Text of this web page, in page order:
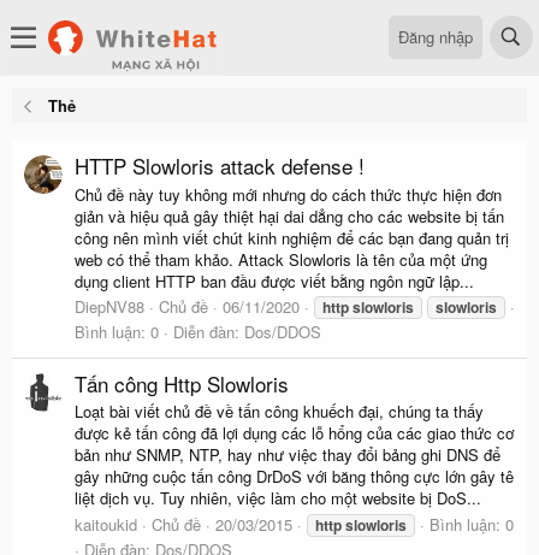
Đăng nhập
Thẻ
HTTP Slowloris attack defense !
Chủ đề này tuy không mới nhưng do cách thức thực hiện đơn
giản và hiệu quả gây thiệt hại dai dẳng cho các website bị tấn
công nên mình viết chút kinh nghiệm để các bạn đang quản trị
web có thể tham khảo. Attack Slowloris là tên của một ứng
dụng client HTTP ban đầu được viết bằng ngôn ngữ lập...
DiepNV88
Chủ đề 06/11/2020 httpslowloris slowloris
Bình luận: 0 Diễn đàn: Dos/DDOS
Tấn công Http Slowloris
Loạt bài viết chủ đề về tấn công khuếch đại, chúng ta thấy
được kẻ tấn công đã lợi dụng các lỗ hổng của các giao thức cơ
bản như SNMP, NTP, hay như việc thay đổi bảng ghi DNS để
gây những cuộc tấn công DrDoS với băng thông cực lớn gây tê
liệt dịch vụ. Tuy nhiên, việc làm cho một website bị DoS...
kaitoukid
Chủ đề 20/03/2015 httpslowloris
Bình luận: 0
Diễn đàn: Dos/DDOS